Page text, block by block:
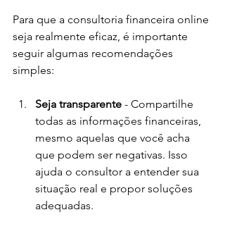
Para que a consultoria financeira online
seja realmente eficaz, é importante
seguir algumas recomendações
simples:
Seja transparente - Compartilhe
todas as informações financeiras,
mesmo aquelas que você acha
que podem ser negativas. Isso
ajuda o consultor a entender sua
situação real e propor soluções
adequadas.